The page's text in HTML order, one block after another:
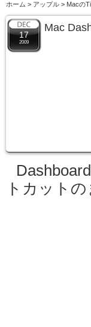
ホーム > アップル > Macの
17
2009
Mac
トカットの